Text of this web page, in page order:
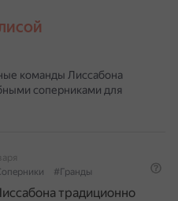
команды Лиссабона
соперниками для
#Гранды
традиционно